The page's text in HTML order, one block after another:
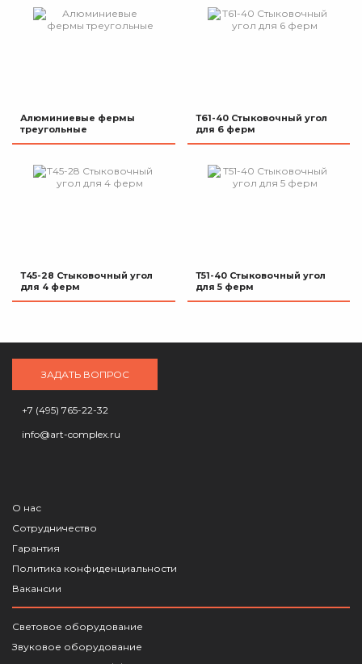
Алюминиевые фермы
треугольные
Т61-40 Стыковочный угол
для 6 ферм
Т45-28 Стыковочный угол
для 4 ферм
Т51-40 Стыковочный угол
для 5 ферм
ЗАДАТЬ ВОПРОС
+7 (495) 765-22-32
info@art-complex.ru
О нас
Сотрудничество
Гарантия
Политика конфиденциальности
Вакансии
Световое оборудование
Звуковое оборудование